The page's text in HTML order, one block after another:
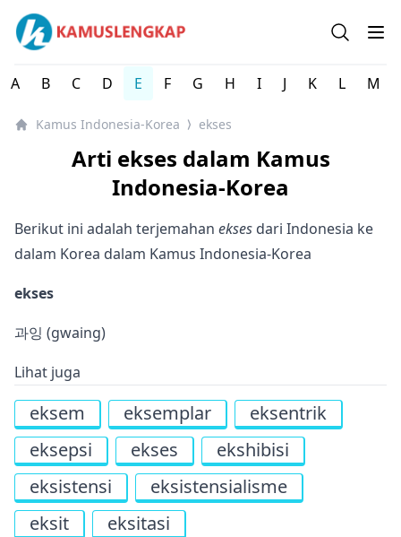
Kamus Lengkap Indonesia-Korea - Kamus Bahasa Korea
Open
A B C D E F G H I J K L M
Kamus Indonesia-Korea ⟩ ekses
Arti ekses dalam Kamus
Indonesia-Korea
Berikut ini adalah terjemahan ekses dari Indonesia ke
dalam Korea dalam Kamus Indonesia-Korea
ekses
과잉 (gwaing)
Lihat juga
eksem eksemplar
eksentrik
eksepsi
ekses
ekshibisi
eksistensi
eksistensialisme
eksit
eksitasi